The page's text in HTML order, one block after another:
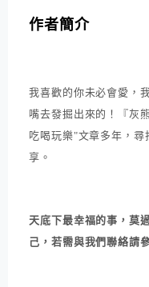
作者簡介
我喜歡的你未必會愛，
嘴去發掘出來的！『灰
吃喝玩樂"文章多年，
享。
天底下最幸福的事，莫
己，若需與我們聯絡請